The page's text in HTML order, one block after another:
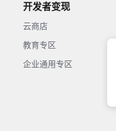
开发者变现
云商店
教育专区
企业通用专区